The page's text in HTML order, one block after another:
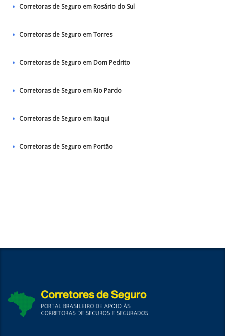
Corretoras de Seguro em Rosário do Sul
Corretoras de Seguro em Torres
Corretoras de Seguro em Dom Pedrito
Corretoras de Seguro em Rio Pardo
Corretoras de Seguro em Itaqui
Corretoras de Seguro em Portão